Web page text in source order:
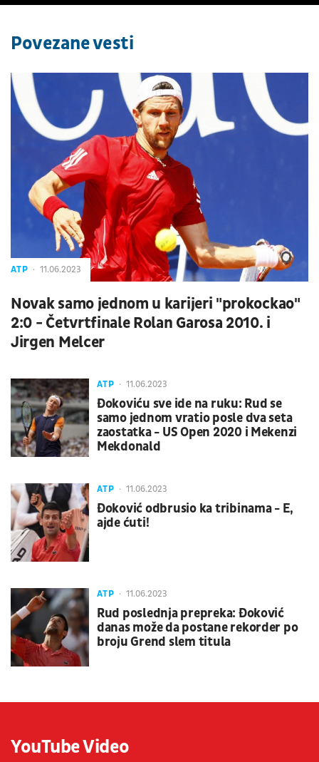
Povezane vesti
ATP 11.06.2023
Novak samo jednom u karijeri "prokockao"
2:0 - Četvrtfinale Rolan Garosa 2010. i
Jirgen Melcer
ATP 11.06.2023
Đokoviću sve ide na ruku: Rud se
samo jednom vratio posle dva seta
zaostatka - US Open 2020 i Mekenzi
Mekdonald
ATP 11.06.2023
Đoković odbrusio ka tribinama - E,
ajde ćuti!
ATP 11.06.2023
Rud poslednja prepreka: Đoković
danas može da postane rekorder po
broju Grend slem titula
YouTube Video